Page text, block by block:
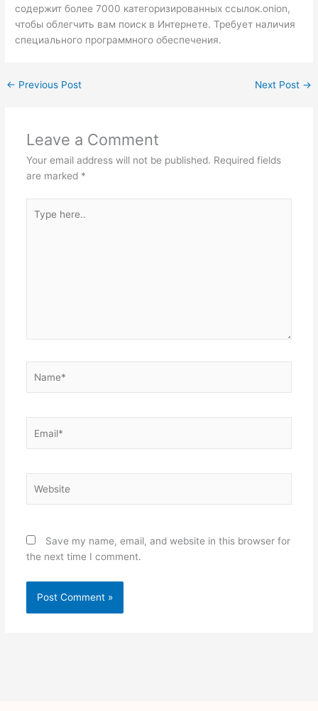
содержит более 7000 категоризированных ссылок.onion,
чтобы облегчить вам поиск в Интернете. Требует наличия
специального программного обеспечения.
← Previous Post Next Post →
Leave a Comment
Your email address will not be published. Required fields
are marked *
here..
Save my name, email, and website in this browser for
the next time I comment.